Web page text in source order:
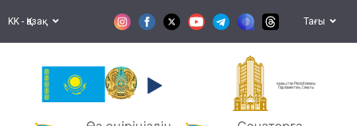
KK - Қазақ Тағы
Қазақстан Республикасы
Парламентінің Сенаты